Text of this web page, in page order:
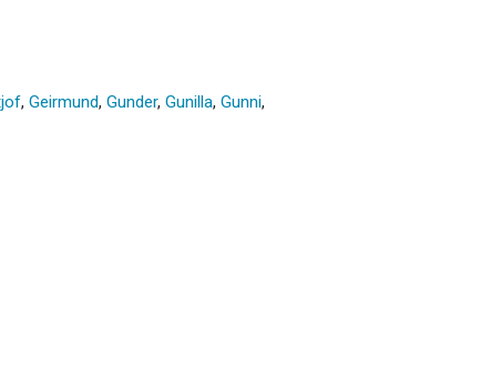
, Geirmund, Gunder, Gunilla, Gunni,